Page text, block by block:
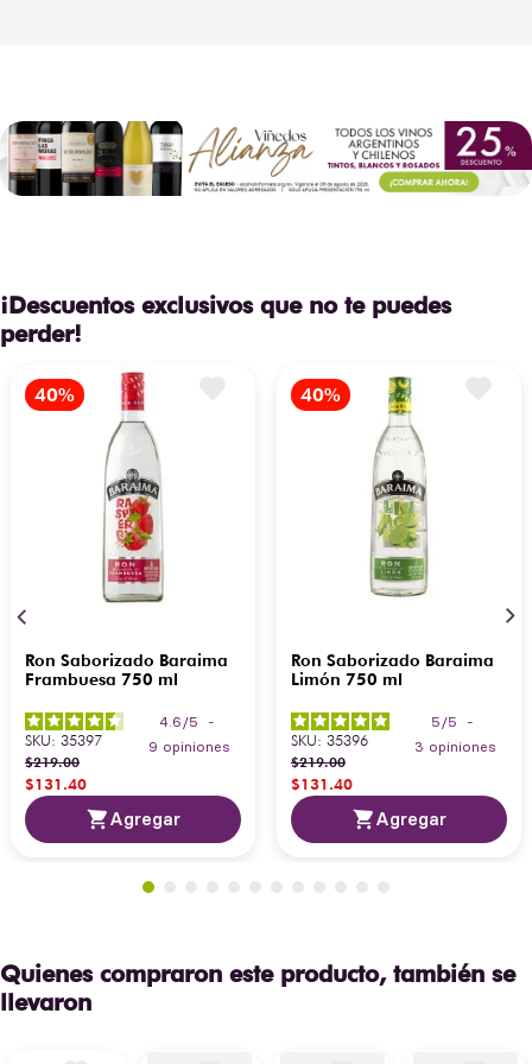
¡Descuentos exclusivos que no te puedes
perder!
Ron Saborizado Baraima
Frambuesa 750 ml
4.6 /5
-
9 opiniones
SKU: 35397
$219.00
$131.40
Agregar
Ron Saborizado Baraima
Limón 750 ml
5 /5
-
3 opiniones
SKU: 35396
$219.00
$131.40
Agregar
Quienes compraron este producto, también se
llevaron